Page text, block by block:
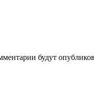
будут